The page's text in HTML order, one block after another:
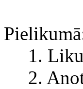
1.
2.